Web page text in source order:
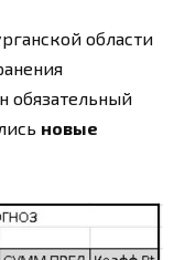
области
обязательный
новые